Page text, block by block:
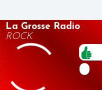
La Grosse Radio
ROCK